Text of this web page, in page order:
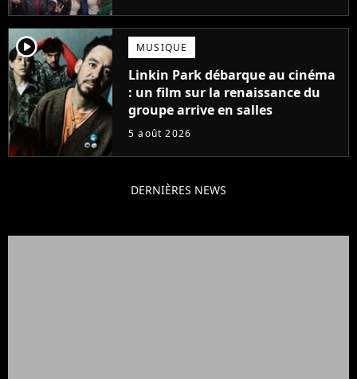
player2 MUSIQUE
Linkin Park débarque au cinéma
: un film sur la renaissance du
groupe arrive en salles
5 août 2026
DERNIÈRES NEWS